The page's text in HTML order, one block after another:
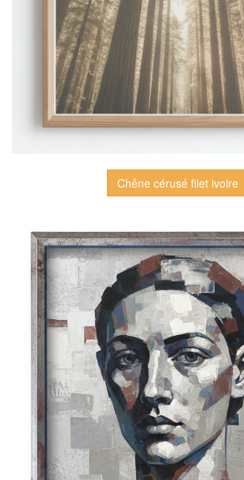
Chêne cérusé filet ivoire